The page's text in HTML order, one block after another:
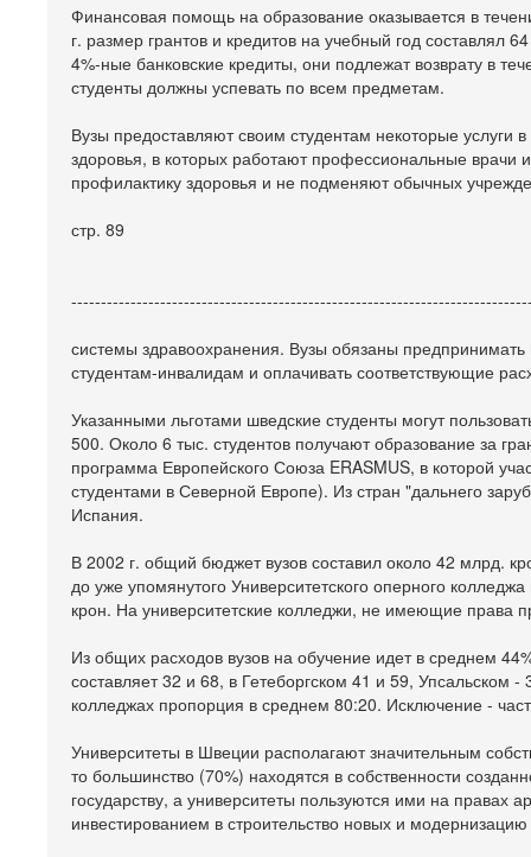
Финансовая помощь на образование оказывается в
г. размер грантов и кредитов на учебный год составлял
4%-ные банковские кредиты, они подлежат возврату в
студенты должны успевать по всем предметам.
Вузы предоставляют своим студентам некоторые услуги
здоровья, в которых работают профессиональные
профилактику здоровья и не подменяют обычных
стр. 89
системы здравоохранения. Вузы обязаны
студентам-инвалидам и оплачивать соответствующие
Указанными льготами шведские студенты могут
500. Около 6 тыс. студентов получают образование за
программа Европейского Союза ERASMUS, в которой
студентами в Северной Европе). Из стран "дальнего
Испания.
В 2002 г. общий бюджет вузов составил около 42 млрд.
до уже упомянутого Университетского оперного
крон. На университетские колледжи, не имеющие права
Из общих расходов вузов на обучение идет в среднем
составляет 32 и 68, в Гетеборгском 41 и 59, Упсальском
колледжах пропорция в среднем 80:20. Исключение -
Университеты в Швеции располагают значительным
то большинство (70%) находятся в собственности
государству, а университеты пользуются ими на правах
инвестированием в строительство новых и